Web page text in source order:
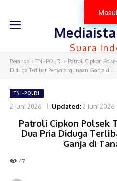
Suara
Beranda TNI-POLRI
Patroli Cipkon
Diduga Terlibat Penyalahgunaan Ganja di...
TNI-POLRI
2 Juni 2026 Updated:2 Juni 2026
Patroli Cipkon Polsek
Dua Pria Diduga
Ganja di
47